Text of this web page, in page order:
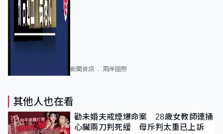
新聞資訊 兩岸國際
其他人也在看
勸未婚夫戒煙爆命案 28歲女教師連捅
心臟兩刀判死緩 母斥判太重已上訴